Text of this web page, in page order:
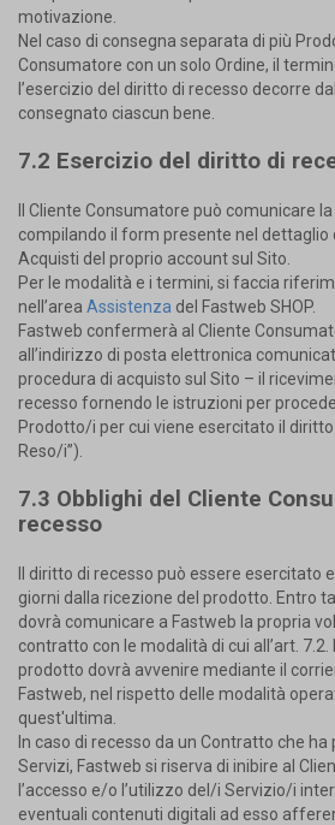
motivazione.
Nel caso di consegna separata di più
Consumatore con un solo Ordine, il
l’esercizio del diritto di recesso decorre
consegnato ciascun bene.
7.2 Esercizio del diritto di
Il Cliente Consumatore può comunicare
compilando il form presente nel dettaglio
Acquisti del proprio account sul Sito.
Per le modalità e i termini, si faccia
nell’area Assistenza del Fastweb SHOP.
Fastweb confermerà al Cliente
all’indirizzo di posta elettronica
procedura di acquisto sul Sito – il
recesso fornendo le istruzioni per
Prodotto/i per cui viene esercitato il
Reso/i”).
7.3 Obblighi del Cliente
recesso
Il diritto di recesso può essere esercitato
giorni dalla ricezione del prodotto. Entro
dovrà comunicare a Fastweb la propria
contratto con le modalità di cui all’art. 7.2.
prodotto dovrà avvenire mediante il
Fastweb, nel rispetto delle modalità
quest'ultima.
In caso di recesso da un Contratto che
Servizi, Fastweb si riserva di inibire al
l’accesso e/o l’utilizzo del/i Servizio/i
eventuali contenuti digitali ad esso